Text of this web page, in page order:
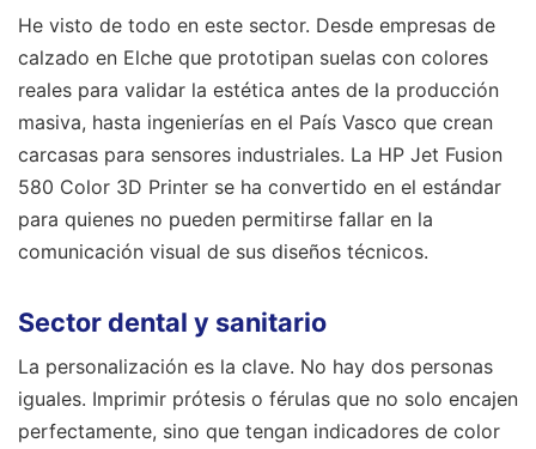
He visto de todo en este sector. Desde empresas de
calzado en Elche que prototipan suelas con colores
reales para validar la estética antes de la producción
masiva, hasta ingenierías en el País Vasco que crean
carcasas para sensores industriales. La HP Jet Fusion
580 Color 3D Printer se ha convertido en el estándar
para quienes no pueden permitirse fallar en la
comunicación visual de sus diseños técnicos.
Sector dental y sanitario
La personalización es la clave. No hay dos personas
iguales. Imprimir prótesis o férulas que no solo encajen
perfectamente, sino que tengan indicadores de color